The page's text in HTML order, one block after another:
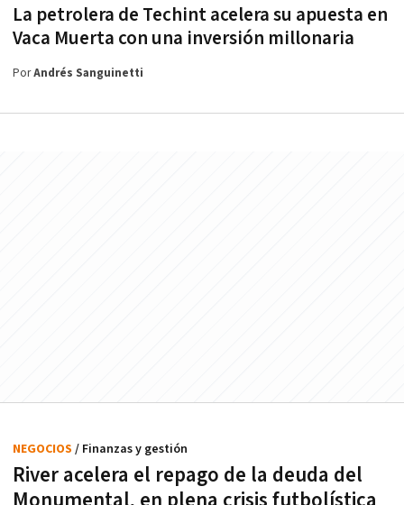
La petrolera de Techint acelera su apuesta en
Vaca Muerta con una inversión millonaria
PorAndrés Sanguinetti
River acelera el repago de la deuda del
NEGOCIOS / Finanzas y gestión